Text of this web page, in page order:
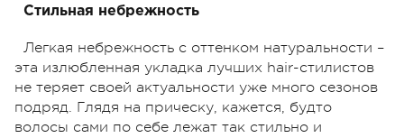
Стильная небрежность
Легкая небрежность с оттенком натуральности –
эта излюбленная укладка лучших hair-стилистов
не теряет своей актуальности уже много сезонов
подряд. Глядя на прическу, кажется, будто
волосы сами по себе лежат так стильно и